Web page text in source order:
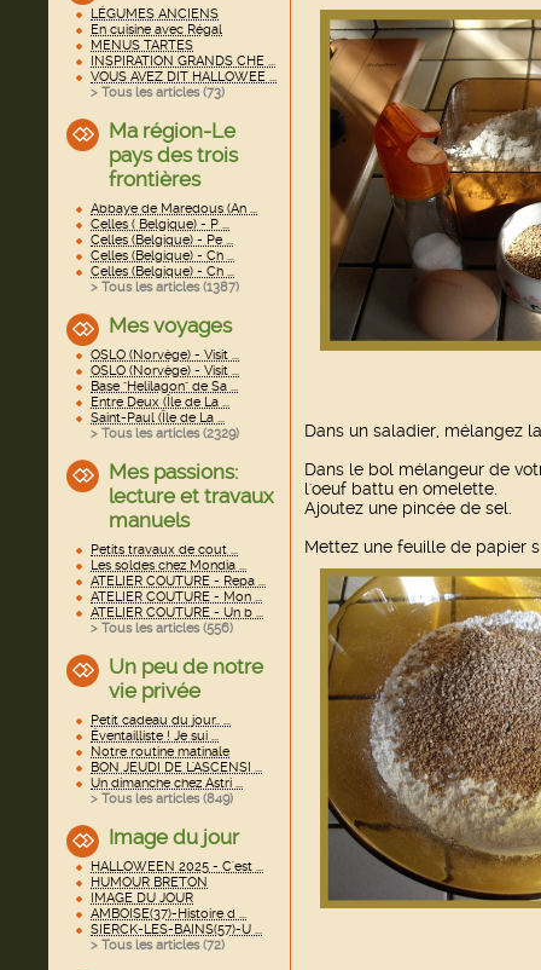
LÉGUMES ANCIENS
En cuisine avec Régal
MENUS TARTES
INSPIRATION GRANDS CHE ...
VOUS AVEZ DIT HALLOWEE ...
> Tous les articles (73)
Ma région-Le
pays des trois
frontières
Abbaye de Maredous (An ...
Celles ( Belgique) - P ...
Celles (Belgique) - Pe ...
Celles (Belgique) - Ch ...
Celles (Belgique) - Ch ...
> Tous les articles (1387)
Mes voyages
OSLO (Norvège) - Visit ...
OSLO (Norvège) - Visit ...
Base "Helilagon" de Sa ...
Entre Deux (Île de La ...
Saint-Paul (Île de La ...
> Tous les articles (2329)
Mes passions:
lecture et travaux
manuels
Petits travaux de cout ...
Les soldes chez Mondia ...
ATELIER COUTURE - Repa ...
ATELIER COUTURE - Mon ...
ATELIER COUTURE - Un b ...
> Tous les articles (556)
Un peu de notre
vie privée
Petit cadeau du jour.. ...
Éventailliste ! Je sui ...
Notre routine matinale
BON JEUDI DE L'ASCENSI ...
Un dimanche chez Astri ...
> Tous les articles (849)
Image du jour
HALLOWEEN 2025 - C'est ...
HUMOUR BRETON
IMAGE DU JOUR
AMBOISE(37)-Histoire d ...
SIERCK-LES-BAINS(57)-U ...
> Tous les articles (72)
Dans un saladier, mélangez
Dans le bol mélangeur de
l'oeuf battu en omelette.
Ajoutez une pincée de sel.
Mettez une feuille de papier